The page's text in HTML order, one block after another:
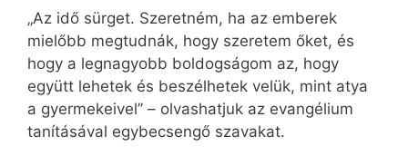
„Az idő sürget. Szeretném, ha az emberek
mielőbb megtudnák, hogy szeretem őket, és
hogy a legnagyobb boldogságom az, hogy
együtt lehetek és beszélhetek velük, mint atya
a gyermekeivel” – olvashatjuk az evangélium
tanításával egybecsengő szavakat.